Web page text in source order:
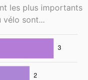
les plus importants
vélo sont...